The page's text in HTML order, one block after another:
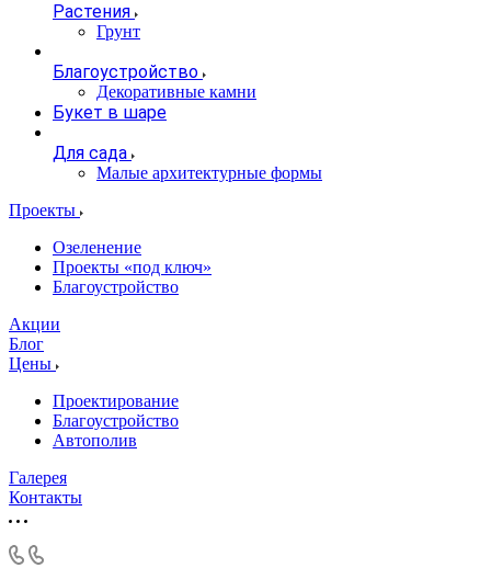
Растения
Грунт
Благоустройство
Декоративные камни
Букет в шаре
Для сада
Малые архитектурные формы
Проекты
Озеленение
Проекты «под ключ»
Благоустройство
Акции
Блог
Цены
Проектирование
Благоустройство
Автополив
Галерея
Контакты